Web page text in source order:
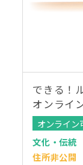
できる！
オンライ
オンライン
文化・伝統
住所非公開